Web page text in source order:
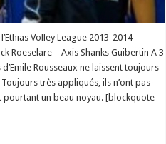
Volley League 2013-2014
Roeselare – Axis Shanks Guibertin A 3
Rousseaux ne laissent toujours
très appliqués, ils n’ont pas
un beau noyau. [blockquote